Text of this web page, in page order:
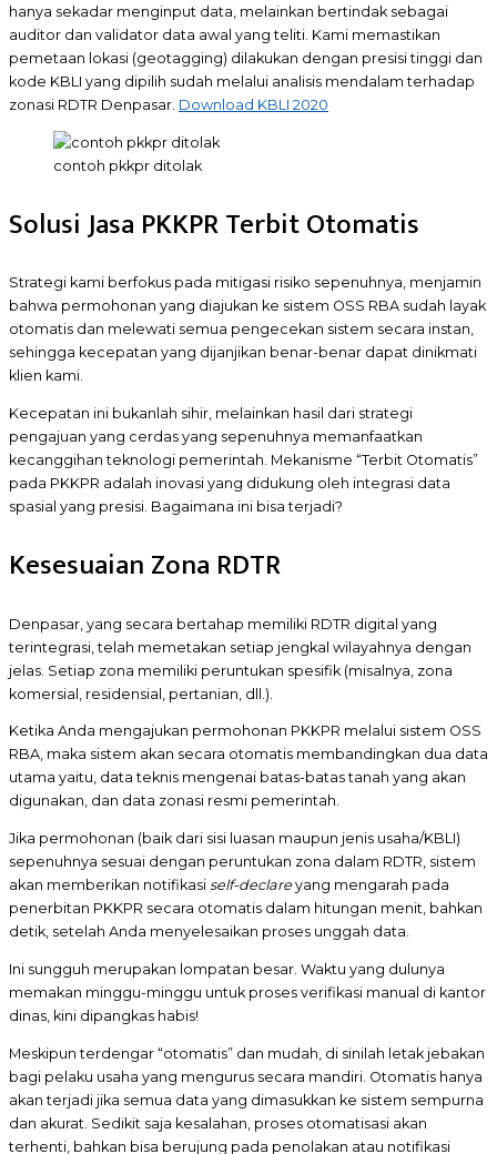
hanya sekadar menginput data, melainkan bertindak sebagai
auditor dan validator data awal yang teliti. Kami memastikan
pemetaan lokasi (geotagging) dilakukan dengan presisi tinggi dan
kode KBLI yang dipilih sudah melalui analisis mendalam terhadap
zonasi RDTR Denpasar. Download KBLI 2020
contoh pkkpr ditolak
Solusi Jasa PKKPR Terbit Otomatis
Strategi kami berfokus pada mitigasi risiko sepenuhnya, menjamin
bahwa permohonan yang diajukan ke sistem OSS RBA sudah layak
otomatis dan melewati semua pengecekan sistem secara instan,
sehingga kecepatan yang dijanjikan benar-benar dapat dinikmati
klien kami.
Kecepatan ini bukanlah sihir, melainkan hasil dari strategi
pengajuan yang cerdas yang sepenuhnya memanfaatkan
kecanggihan teknologi pemerintah. Mekanisme “Terbit Otomatis”
pada PKKPR adalah inovasi yang didukung oleh integrasi data
spasial yang presisi. Bagaimana ini bisa terjadi?
Kesesuaian Zona RDTR
Denpasar, yang secara bertahap memiliki RDTR digital yang
terintegrasi, telah memetakan setiap jengkal wilayahnya dengan
jelas. Setiap zona memiliki peruntukan spesifik (misalnya, zona
komersial, residensial, pertanian, dll.).
Ketika Anda mengajukan permohonan PKKPR melalui sistem OSS
RBA, maka sistem akan secara otomatis membandingkan dua data
utama yaitu, data teknis mengenai batas-batas tanah yang akan
digunakan, dan data zonasi resmi pemerintah.
Jika permohonan (baik dari sisi luasan maupun jenis usaha/KBLI)
sepenuhnya sesuai dengan peruntukan zona dalam RDTR, sistem
akan memberikan notifikasi self-declare yang mengarah pada
penerbitan PKKPR secara otomatis dalam hitungan menit, bahkan
detik, setelah Anda menyelesaikan proses unggah data.
Ini sungguh merupakan lompatan besar. Waktu yang dulunya
memakan minggu-minggu untuk proses verifikasi manual di kantor
dinas, kini dipangkas habis!
Meskipun terdengar “otomatis” dan mudah, di sinilah letak jebakan
bagi pelaku usaha yang mengurus secara mandiri. Otomatis hanya
akan terjadi jika semua data yang dimasukkan ke sistem sempurna
dan akurat. Sedikit saja kesalahan, proses otomatisasi akan
terhenti, bahkan bisa berujung pada penolakan atau notifikasi